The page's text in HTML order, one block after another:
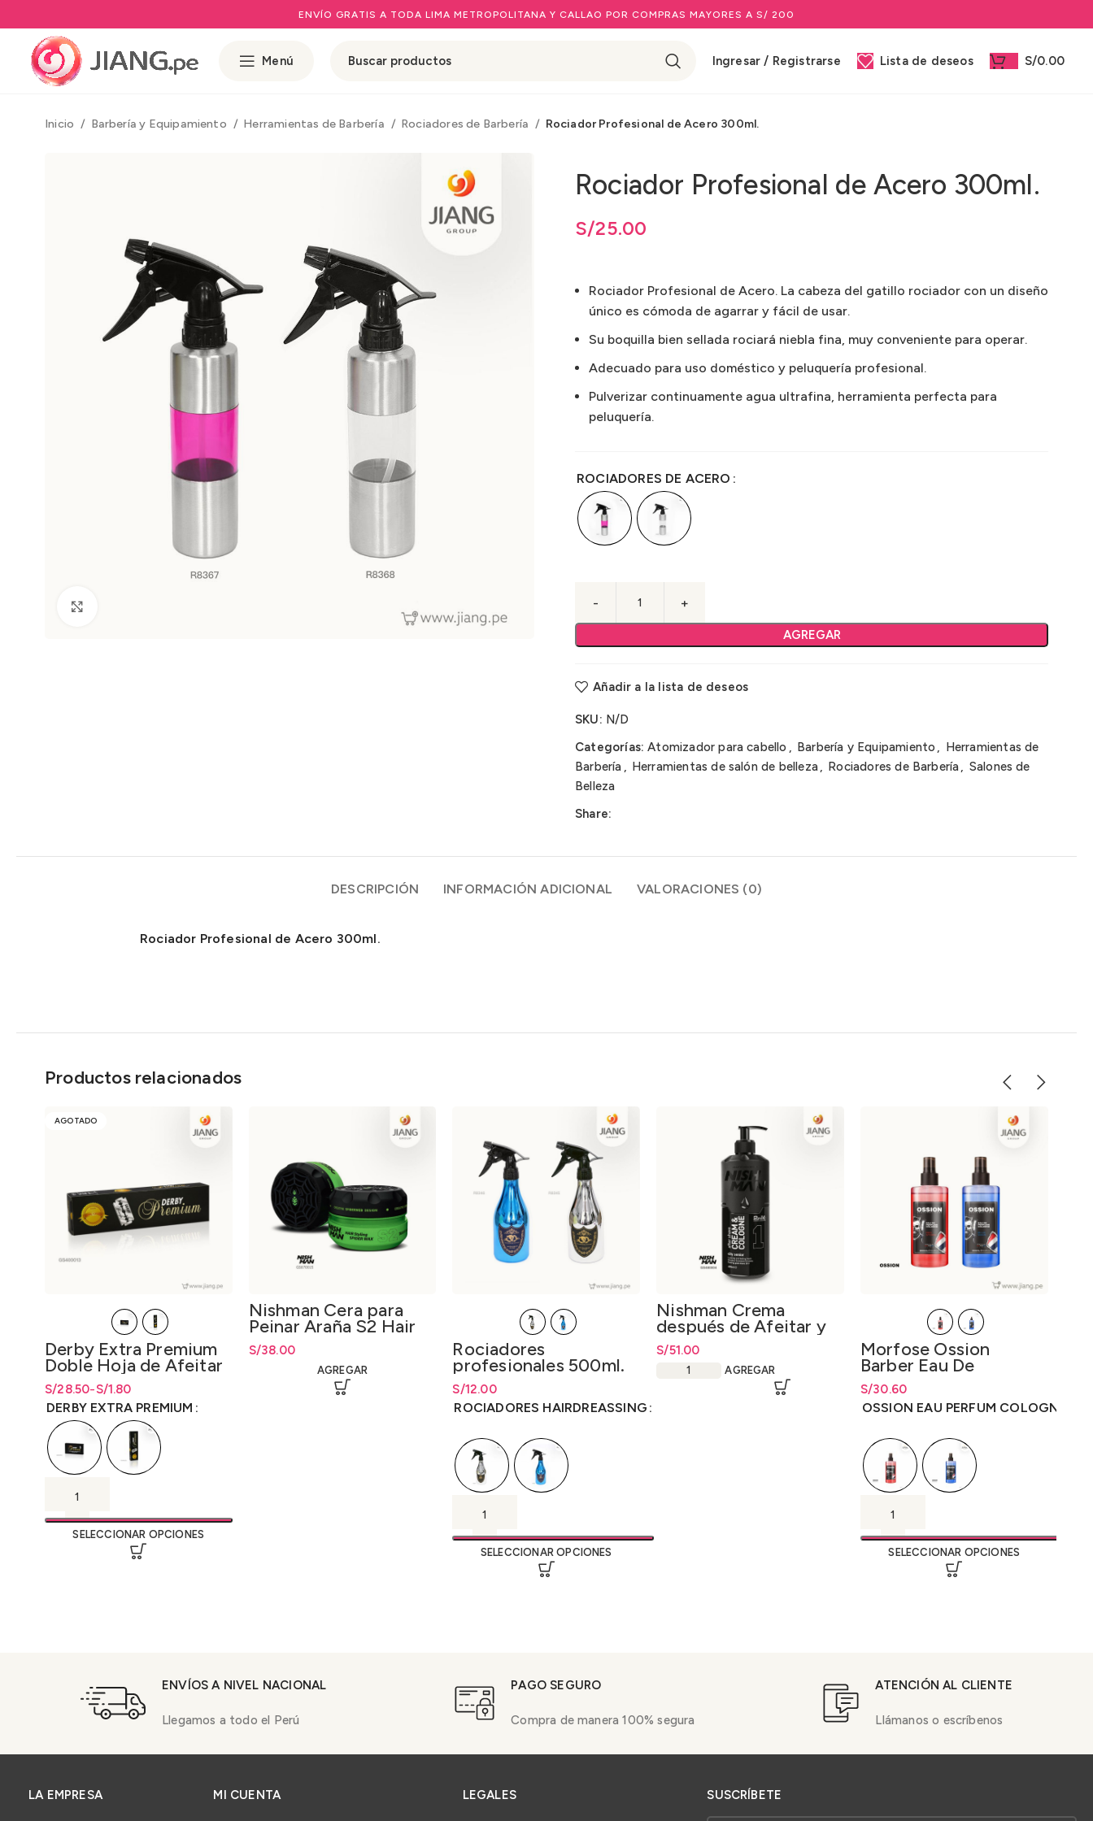
ENVÍO GRATIS A TODA LIMA METROPOLITANA Y CALLAO POR COMPRAS MAYORES A S/ 200
Menú Ingresar / Registrarse Lista de deseos S/0.00
Inicio Barbería y Equipamiento Herramientas de Barbería Rociadores de Barbería Rociador Profesional de Acero 300ml.
Rociador Profesional de Acero 300ml.
S/25.00
Rango de precios: desdeS/25.00 S/25.00
Rociador Profesional de Acero. La cabeza del gatillo rociador con un diseño
único es cómoda de agarrar y fácil de usar.
Su boquilla bien sellada rociará niebla fina, muy conveniente para operar.
Adecuado para uso doméstico y peluquería profesional.
Pulverizar continuamente agua ultrafina, herramienta perfecta para
peluquería.
ROCIADORES DE ACERO
AGREGAR
Añadir a la lista de deseos
SKU: N/D
Categorías: Atomizador para cabello , Barbería y Equipamiento , Herramientas de
Barbería , Herramientas de salón de belleza, Rociadores de Barbería, Salones de
Belleza
Share:
DESCRIPCIÓN INFORMACIÓN ADICIONAL VALORACIONES (0)
Rociador Profesional de Acero 300ml.
Productos relacionados
AGOTADO
Derby Extra Premium
Doble Hoja de Afeitar
Caja de 100 unidades
S/1.80
-
S/28.50
Rango de precios: desde S/1.80
hasta S/28.50
Rango de precios: desde
hastaS/28.50
DERBY EXTRA PREMIUM
SELECCIONAR OPCIONES
Nishman Cera para
Peinar Araña S2 Hair
Spider Wax S2 150ml.
S/38.00
AGREGAR
Rociadores
profesionales 500ml.
S/12.00
Rango de precios: desde
hastaS/12.00
ROCIADORES HAIRDREASSING
SELECCIONAR OPCIONES
Nishman Crema
después de Afeitar y
Colonia 2 en 1 400ml.
S/51.00
AGREGAR
Morfose Ossion
Barber Eau De
Perfume Cologne
300ml.
S/30.60
Rango de precios: desde
S/30.60hasta S/30.60
OSSION EAU PERFUM COLOGNE
SELECCIONAR OPCIONES
ENVÍOS A NIVEL NACIONAL
Llegamos a todo el Perú
PAGO SEGURO
Compra de manera 100% segura
ATENCIÓN AL CLIENTE
Llámanos o escríbenos
LA EMPRESA MI CUENTA LEGALES SUSCRÍBETE